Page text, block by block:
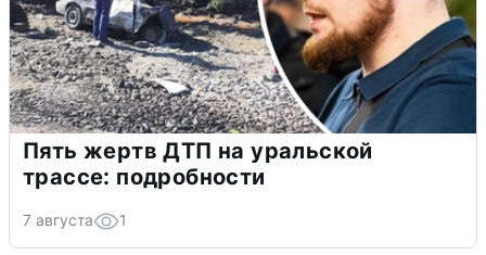
Пять жертв ДТП на уральской
трассе: подробности
7 августа 1